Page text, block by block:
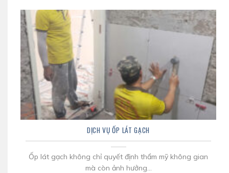
DỊCH VỤ ỐP LÁT GẠCH
Ốp lát gạch không chỉ quyết định thẩm mỹ không gian
mà còn ảnh hưởng...